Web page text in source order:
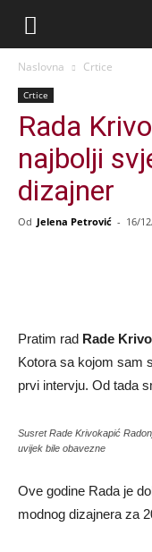
Naslovna Crtice
Crtice
Rada
najbolji
dizajner
Od Jelena Petrović - 16/
Pratim rad Rade
Kotora sa kojom sam
prvi intervju. Od tada
Susret Rade Krivokapić
uvijek bile obavezne
Ove godine Rada je
modnog dizajnera za